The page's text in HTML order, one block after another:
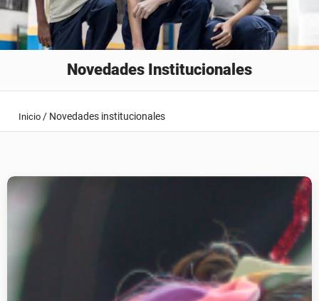
Novedades Institucionales
Inicio / Novedades institucionales